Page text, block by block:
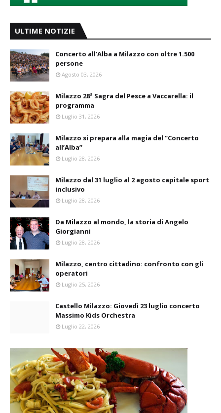
ULTIME NOTIZIE
Concerto all’Alba a Milazzo con oltre 1.500
persone
Agosto 03, 2026
Milazzo 28ª Sagra del Pesce a Vaccarella: il
programma
Luglio 31, 2026
Milazzo si prepara alla magia del “Concerto
all’Alba”
Luglio 28, 2026
Milazzo dal 31 luglio al 2 agosto capitale sport
inclusivo
Luglio 28, 2026
Da Milazzo al mondo, la storia di Angelo
Giorgianni
Luglio 28, 2026
Milazzo, centro cittadino: confronto con gli
operatori
Luglio 25, 2026
Castello Milazzo: Giovedì 23 luglio concerto
Massimo Kids Orchestra
Luglio 22, 2026